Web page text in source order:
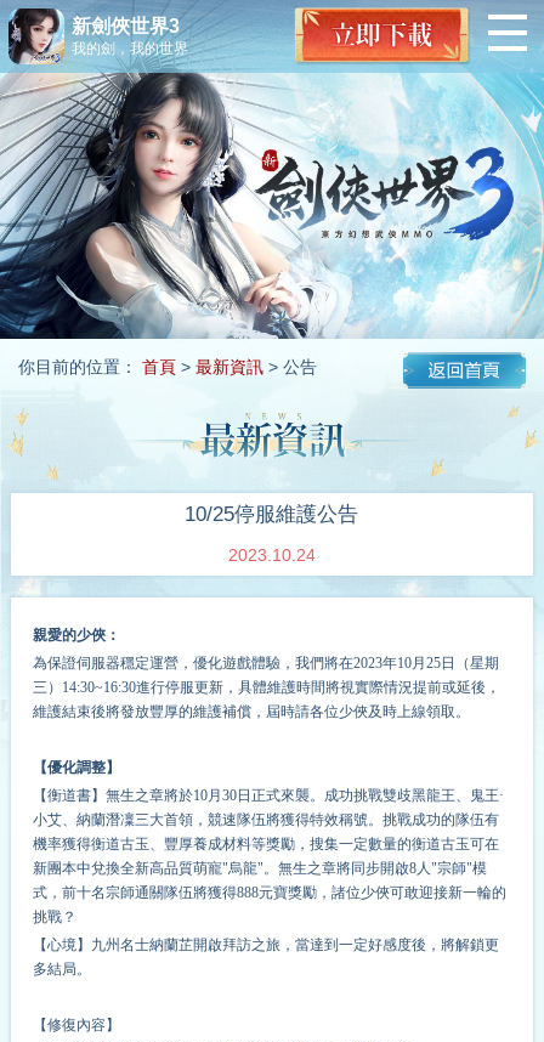
新劍俠世界3
我的劍，我的世界
你目前的位置： 首頁> 最新資訊> 公告
10/25停服維護公告
2023.10.24
親愛的少俠：
為保證伺服器穩定運營，優化遊戲體驗，我們將在2023年10月25日（星期
三 ） 14:30~16:30進行停服更新，具體維護時間將視實際情況提前或延後，
維護結束後將發放豐厚的維護補償，屆時請各位少俠及時上線領取。
【優化調整】
【衡道書】無生之章將於10月30日正式來襲。成功挑戰雙歧黑龍王、鬼王·
小艾、納蘭潛凜三大首領，競速隊伍將獲得特效稱號。挑戰成功的隊伍有
機率獲得衡道古玉、豐厚養成材料等獎勵，搜集一定數量的衡道古玉可在
新團本中兌換全新高品質萌寵"烏龍"。無生之章將同步開啟8人"宗師"模
式，前十名宗師通關隊伍將獲得888元寶獎勵，諸位少俠可敢迎接新一輪的
挑戰？
【心境】九州名士納蘭芷開啟拜訪之旅，當達到一定好感度後，將解鎖更
多結局。
【修復內容】